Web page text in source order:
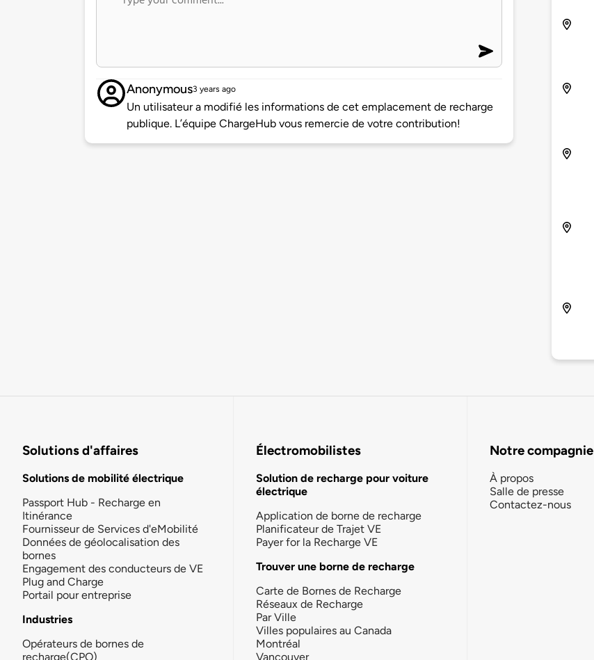
Anonymous3 years ago
Un utilisateur a modifié les informations de cet emplacement de recharge
publique. L’équipe ChargeHub vous remercie de votre contribution!
Solutions d'affaires
Solutions de mobilité électrique
Passport Hub - Recharge en
Itinérance
Fournisseur de Services d'eMobilité
Données de géolocalisation des
bornes
Engagement des conducteurs de VE
Plug and Charge
Portail pour entreprise
Industries
Opérateurs de bornes de
recharge(CPO)
Électromobilistes
Solution de recharge pour voiture
électrique
Application de borne de recharge
Planificateur de Trajet VE
Payer for la Recharge VE
Trouver une borne de recharge
Carte de Bornes de Recharge
Réseaux de Recharge
Par Ville
Villes populaires au Canada
Montréal
Vancouver
Notre compagnie
À propos
Salle de presse
Contactez-nous